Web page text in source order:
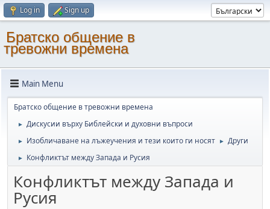
Log in Sign up
Братско общение в
тревожни времена
Main Menu
Братско общение в тревожни времена
► Дискусии върху Библейски и духовни въпроси
► Изобличаване на лъжеучения и тези които ги носят ► Други
► Конфликтът между Запада и Русия
Конфликтът между Запада и
Русия